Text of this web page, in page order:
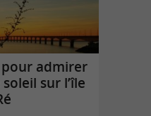
pour admirer
sur l’île